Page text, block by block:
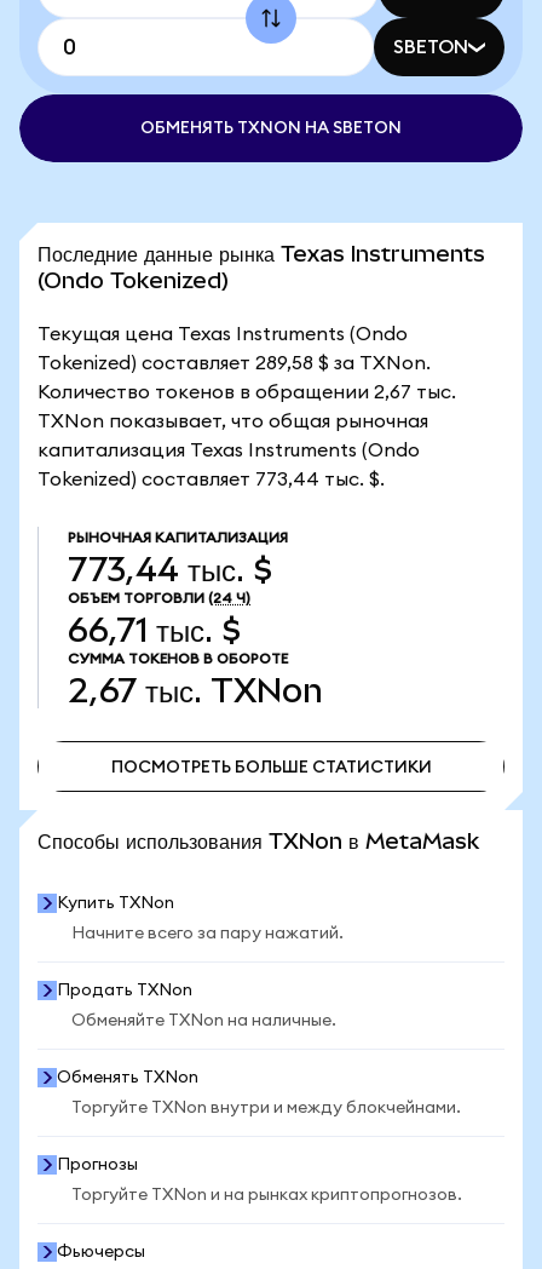
SBETON
ОБМЕНЯТЬ TXNON НА SBETON
Последние данные рынка Texas Instruments
(Ondo Tokenized)
Текущая цена Texas Instruments (Ondo
Tokenized) составляет 289,58 $ за TXNon.
Количество токенов в обращении 2,67 тыс.
TXNon показывает, что общая рыночная
капитализация Texas Instruments (Ondo
Tokenized) составляет 773,44 тыс. $.
РЫНОЧНАЯ КАПИТАЛИЗАЦИЯ
773,44 тыс. $
ОБЪЕМ ТОРГОВЛИ (24 Ч)
66,71 тыс. $
СУММА ТОКЕНОВ В ОБОРОТЕ
2,67 тыс. TXNon
ПОСМОТРЕТЬ БОЛЬШЕ СТАТИСТИКИ
Способы использования TXNon в MetaMask
Купить TXNon
Начните всего за пару нажатий.
Продать TXNon
Обменяйте TXNon на наличные.
Обменять TXNon
Торгуйте TXNon внутри и между блокчейнами.
Прогнозы
Торгуйте TXNon и на рынках криптопрогнозов.
Фьючерсы